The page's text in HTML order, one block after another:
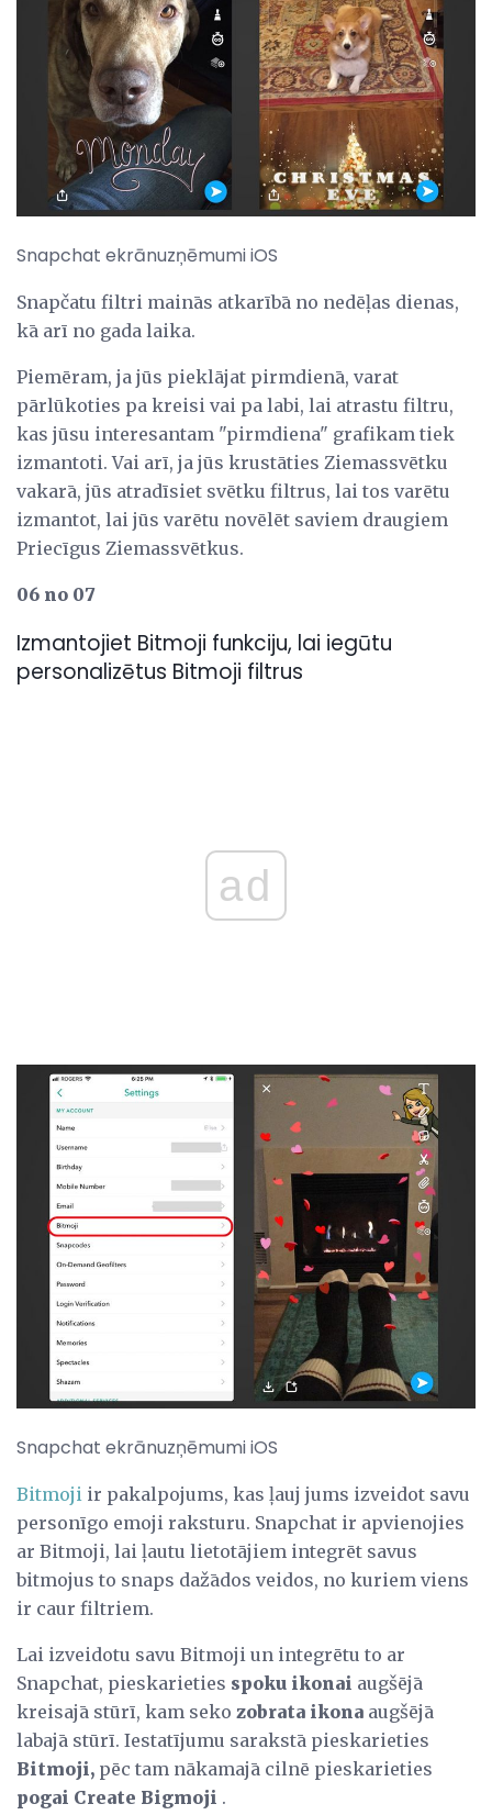
Snapchat ekrānuzņēmumi iOS
Snapčatu filtri mainās atkarībā no nedēļas dienas,
kā arī no gada laika.
Piemēram, ja jūs pieklājat pirmdienā, varat
pārlūkoties pa kreisi vai pa labi, lai atrastu filtru,
kas jūsu interesantam "pirmdiena" grafikam tiek
izmantoti. Vai arī, ja jūs krustāties Ziemassvētku
vakarā, jūs atradīsiet svētku filtrus, lai tos varētu
izmantot, lai jūs varētu novēlēt saviem draugiem
Priecīgus Ziemassvētkus.
06 no 07
Izmantojiet Bitmoji funkciju, lai iegūtu
personalizētus Bitmoji filtrus
ad
Snapchat ekrānuzņēmumi iOS
Bitmoji ir pakalpojums, kas ļauj jums izveidot savu
personīgo emoji raksturu. Snapchat ir apvienojies
ar Bitmoji, lai ļautu lietotājiem integrēt savus
bitmojus to snaps dažādos veidos, no kuriem viens
ir caur filtriem.
Lai izveidotu savu Bitmoji un integrētu to ar
Snapchat, pieskarieties spoku ikonai augšējā
kreisajā stūrī, kam seko zobrata ikona augšējā
labajā stūrī. Iestatījumu sarakstā pieskarieties
Bitmoji, pēc tam nākamajā cilnē pieskarieties
pogai Create Bigmoji .